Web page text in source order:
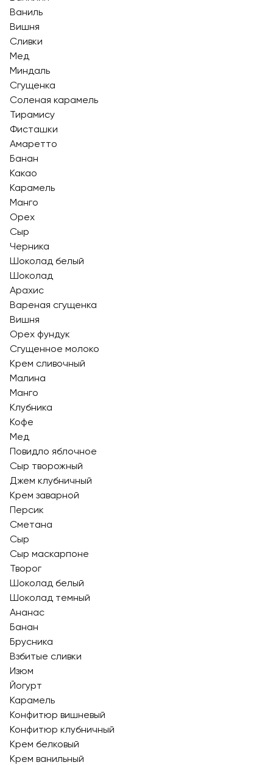
Ваниль
Вишня
Сливки
Мед
Миндаль
Сгущенка
Соленая карамель
Тирамису
Фисташки
Амаретто
Банан
Какао
Карамель
Манго
Орех
Сыр
Черника
Шоколад белый
Шоколад
Арахис
Вареная сгущенка
Вишня
Орех фундук
Сгущенное молоко
Крем сливочный
Малина
Манго
Клубника
Кофе
Мед
Повидло яблочное
Сыр творожный
Джем клубничный
Крем заварной
Персик
Сметана
Сыр
Сыр маскарпоне
Творог
Шоколад белый
Шоколад темный
Ананас
Банан
Брусника
Взбитые сливки
Изюм
Йогурт
Карамель
Конфитюр вишневый
Конфитюр клубничный
Крем белковый
Крем ванильный